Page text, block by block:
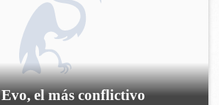
el más conflictivo